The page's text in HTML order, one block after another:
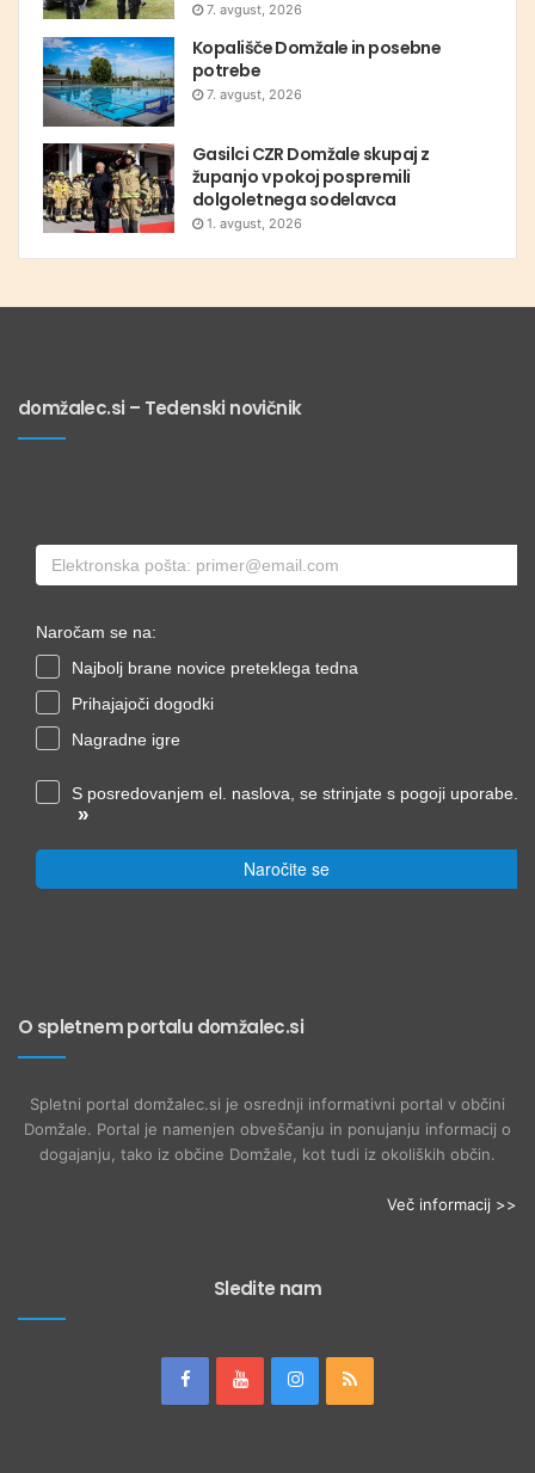
7. avgust, 2026
Kopališče Domžale in posebne
potrebe
7. avgust, 2026
Gasilci CZR Domžale skupaj z
županjo v pokoj pospremili
dolgoletnega sodelavca
1. avgust, 2026
domžalec.si – Tedenski novičnik
Naročam se na:
Najbolj brane novice preteklega tedna
Prihajajoči dogodki
Nagradne igre
S posredovanjem el. naslova, se strinjate s pogoji uporabe.
»
Naročite se
O spletnem portalu domžalec.si
Spletni portal domžalec.si je osrednji informativni portal v občini
Domžale. Portal je namenjen obveščanju in ponujanju informacij o
dogajanju, tako iz občine Domžale, kot tudi iz okoliških občin.
Več informacij >>
Sledite nam